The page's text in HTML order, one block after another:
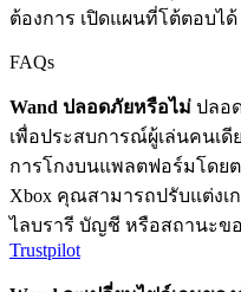
ต้องการ เปิดแผนที่โต้ตอบ
FAQs
Wand ปลอดภัยหรือไม่ ปลอ
เพื่อประสบการณ์ผู้เล่นคนเ
การโกงบนแพลตฟอร์มโดยตร
Xbox คุณสามารถปรับแต่งเ
ไลบรารี บัญชี หรือสถานะข
Trustpilot